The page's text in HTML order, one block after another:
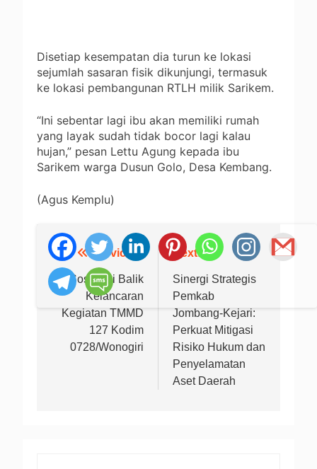
Disetiap kesempatan dia turun ke lokasi
sejumlah sasaran fisik dikunjungi, termasuk
ke lokasi pembangunan RTLH milik Sarikem.
“Ini sebentar lagi ibu akan memiliki rumah
yang layak sudah tidak bocor lagi kalau
hujan,” pesan Lettu Agung kepada ibu
Sarikem warga Dusun Golo, Desa Kembang.
(Agus Kemplu)
Navigasi
pos
Previous:
Ini Sosok Di Balik
Kelancaran
Kegiatan TMMD
127 Kodim
0728/Wonogiri
Next:
Sinergi Strategis
Pemkab
Jombang-Kejari:
Perkuat Mitigasi
Risiko Hukum dan
Penyelamatan
Aset Daerah